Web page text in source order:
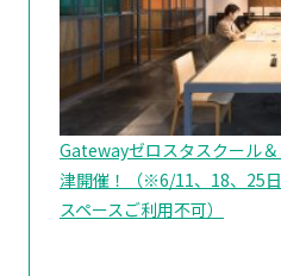
Gatewayゼロスタスクール
津開催！（※6/11、18、25
スペースご利用不可）